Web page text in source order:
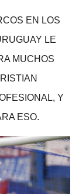
EN LOS
LE
MUCHOS
Y
ESO.